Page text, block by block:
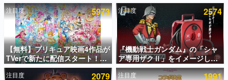
電ファミのいま読まれている記事ランキング
アプリセール情報
インタビュー
注目度 5973
【無料】プリキュア映画4作品が
TVerで新たに配信スタート！な
んと2018年～2024年の映画ほぼ
すべてが見放題に、ぶっちゃけ
注目度 2574
『機動戦士ガンダム』の「シャ
ア専用ザクⅡ」をイメージした
散水ホースリールが予約開始。
本体にはシャアのパーソナルマ
注目度 2079 注目度 1991